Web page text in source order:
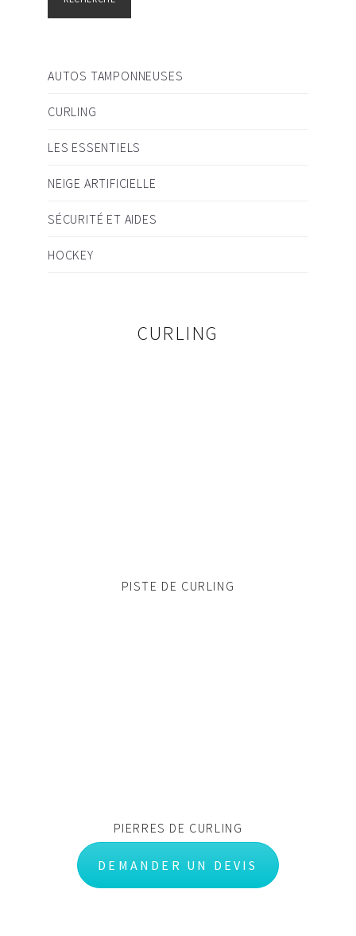
AUTOS TAMPONNEUSES
CURLING
LES ESSENTIELS
NEIGE ARTIFICIELLE
SÉCURITÉ ET AIDES
HOCKEY
CURLING
PISTE DE CURLING
PIERRES DE CURLING
DEMANDER UN DEVIS